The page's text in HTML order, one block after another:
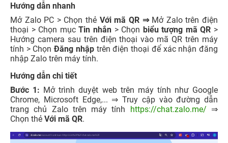
Hướng dẫn nhanh
Mở Zalo PC > Chọn thẻ Với mã QR ⇒ Mở Zalo trên điện
thoại > Chọn mụcTin nhắn> Chọn biểu tượng mã QR >
Hướng camera sau trên điện thoại vào mã QR trên máy
tính > ChọnĐăng nhậptrên điện thoại để xác nhận đăng
nhập Zalo trên máy tính.
Hướng dẫn chi tiết
Bước 1: Mở trình duyệt web trên máy tính như Google
Chrome, Microsoft Edge,... ⇒ Truy cập vào đường dẫn
trang chủ Zalo trên máy tính https://chat.zalo.me/ ⇒
Chọn thẻ Với mã QR.